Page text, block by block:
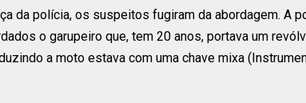
da polícia, os suspeitos fugiram da abordagem. A
o garupeiro que, tem 20 anos, portava um
a moto estava com uma chave mixa